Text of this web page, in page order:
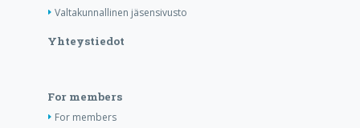
Valtakunnallinen jäsensivusto
Yhteystiedot
For members
For members